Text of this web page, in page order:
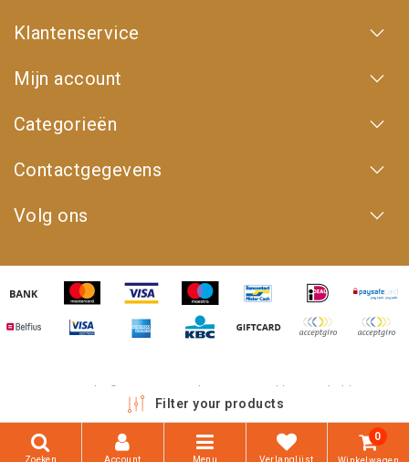
Klantenservice
Mijn account
Categorieën
Contactgegevens
Volg ons
Copyright © 2026 - 4WD Shop | Powered by emarkable
Filter your products
Zoeken Account Menu Verlanglijst
0